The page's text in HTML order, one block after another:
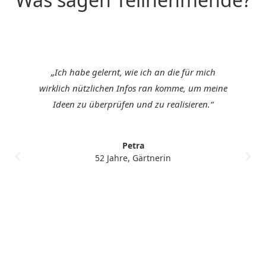
„Ich habe gelernt, wie ich an die für mich
wirklich nützlichen Infos ran komme, um meine
Ideen zu überprüfen und zu realisieren.“
Petra
52 Jahre, Gärtnerin